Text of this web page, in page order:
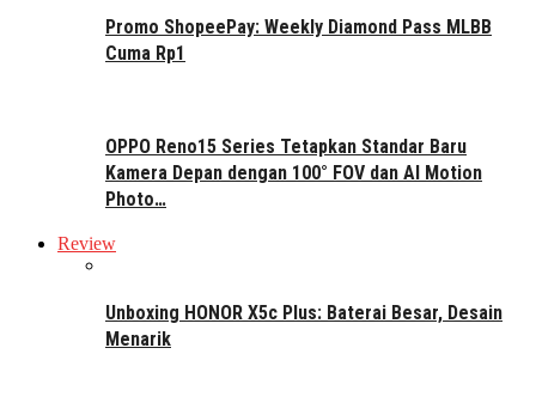
Promo ShopeePay: Weekly Diamond Pass MLBB
Cuma Rp1
OPPO Reno15 Series Tetapkan Standar Baru
Kamera Depan dengan 100° FOV dan AI Motion
Photo…
Review
Unboxing HONOR X5c Plus: Baterai Besar, Desain
Menarik